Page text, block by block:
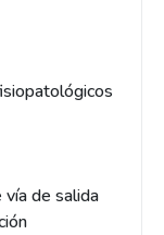
vía de salida